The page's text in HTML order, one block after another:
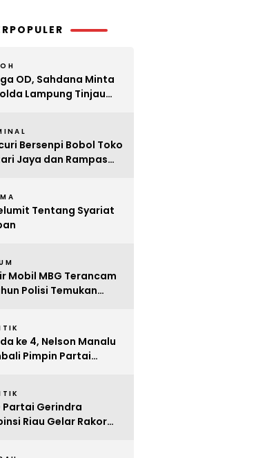
OD, Sahdana Minta
Lampung Tinjau
Bersenpi Bobol Toko
Jaya dan Rampas
Tentang Syariat
Mobil MBG Terancam
Polisi Temukan
ke 4, Nelson Manalu
Pimpin Partai
Partai Gerindra
Riau Gelar Rakor